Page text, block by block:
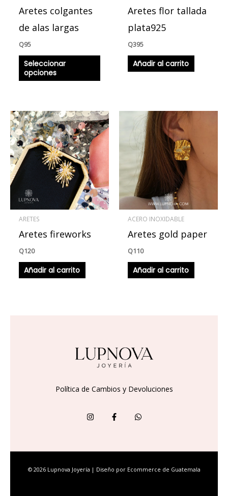
Aretes colgantes
de alas largas
Q95
Seleccionar
opciones
Aretes flor tallada
plata925
Q395
Añadir al carrito
ARETES
Aretes fireworks
Q120
Añadir al carrito
ACERO INOXIDABLE
Aretes gold paper
Q110
Añadir al carrito
Política de Cambios y Devoluciones
© 2026 Lupnova Joyería | Diseño por Ecommerce de Guatemala